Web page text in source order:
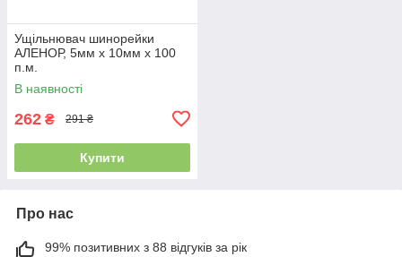
Ущільнювач шинорейки
АЛЕНОР, 5мм х 10мм х 100
п.м.
В наявності
262 ₴ 291 ₴
Купити
Про нас
99% позитивних з 88 відгуків за рік